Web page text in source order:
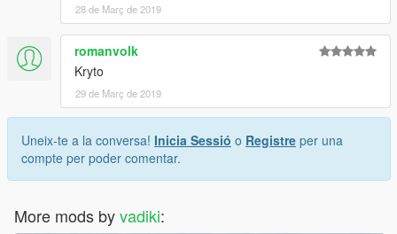
28 de Març de 2019
romanvolk
Kryto
29 de Març de 2019
Uneix-te a la conversa! Inicia Sessió o Registre per una
compte per poder comentar.
More mods byvadiki: